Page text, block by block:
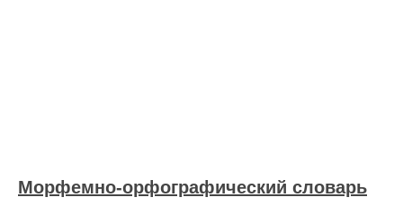
Морфемно-орфографический словарь